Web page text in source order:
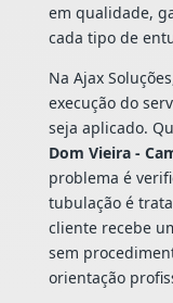
em qualidade,
cada tipo de
Na Ajax
execução do
seja aplicado.
Dom Vieira -
problema é
tubulação é
cliente recebe
sem
orientação